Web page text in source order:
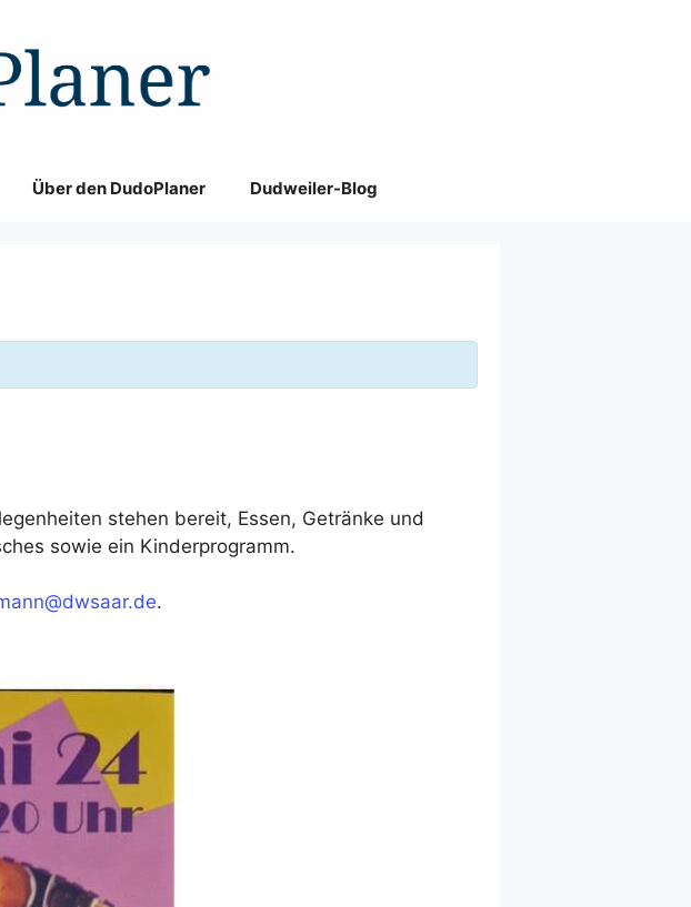
Über den DudoPlaner Dudweiler-Blog
stehen bereit, Essen, Getränke und
sowie ein Kinderprogramm.
.